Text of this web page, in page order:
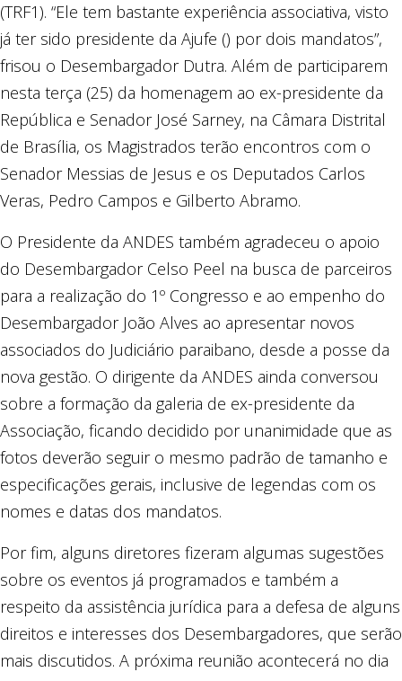
(TRF1). “Ele tem bastante experiência associativa, visto
já ter sido presidente da Ajufe () por dois mandatos”,
frisou o Desembargador Dutra. Além de participarem
nesta terça (25) da homenagem ao ex-presidente da
República e Senador José Sarney, na Câmara Distrital
de Brasília, os Magistrados terão encontros com o
Senador Messias de Jesus e os Deputados Carlos
Veras, Pedro Campos e Gilberto Abramo.
O Presidente da ANDES também agradeceu o apoio
do Desembargador Celso Peel na busca de parceiros
para a realização do 1º Congresso e ao empenho do
Desembargador João Alves ao apresentar novos
associados do Judiciário paraibano, desde a posse da
nova gestão. O dirigente da ANDES ainda conversou
sobre a formação da galeria de ex-presidente da
Associação, ficando decidido por unanimidade que as
fotos deverão seguir o mesmo padrão de tamanho e
especificações gerais, inclusive de legendas com os
nomes e datas dos mandatos.
Por fim, alguns diretores fizeram algumas sugestões
sobre os eventos já programados e também a
respeito da assistência jurídica para a defesa de alguns
direitos e interesses dos Desembargadores, que serão
mais discutidos. A próxima reunião acontecerá no dia